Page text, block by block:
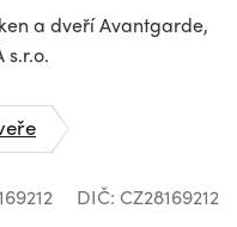
a dveří Avantgarde,
DIČ: CZ28169212